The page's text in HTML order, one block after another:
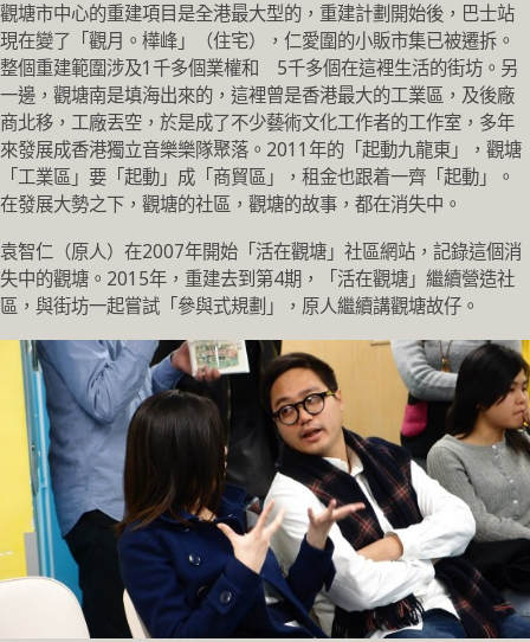
觀塘市中心的重建項目是全港最大型的，重建計劃開始後，巴士站
現在變了「觀月。樺峰」（住宅），仁愛圍的小販市集已被遷拆。
整個重建範圍涉及1千多個業權和 5千多個在這裡生活的街坊。另
一邊，觀塘南是填海出來的，這裡曾是香港最大的工業區，及後廠
商北移，工廠丟空，於是成了不少藝術文化工作者的工作室，多年
來發展成香港獨立音樂樂隊聚落。2011年的「起動九龍東」，觀塘
「工業區」要「起動」成「商貿區」，租金也跟着一齊「起動」。
在發展大勢之下，觀塘的社區，觀塘的故事，都在消失中。
袁智仁（原人）在2007年開始「活在觀塘」社區網站，記錄這個消
失中的觀塘。2015年，重建去到第4期，「活在觀塘」繼續營造社
區，與街坊一起嘗試「參與式規劃」，原人繼續講觀塘故仔。